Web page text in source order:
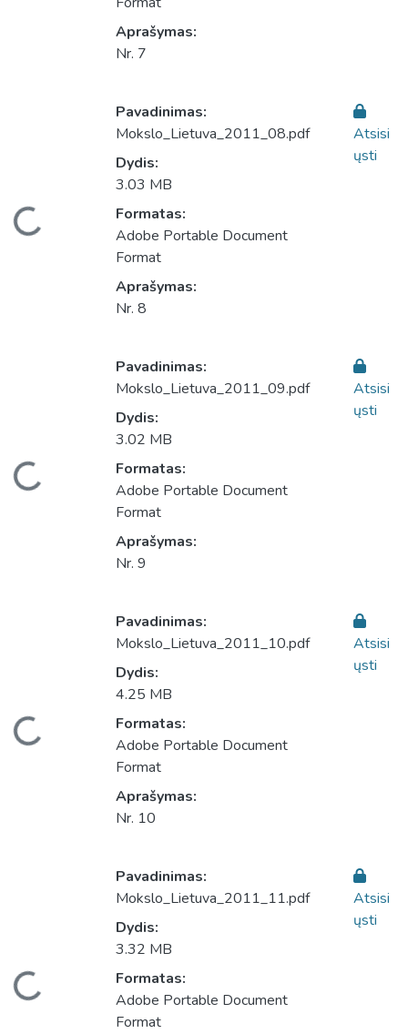
Aprašymas:
Nr. 7
Pavadinimas:
Mokslo_Lietuva_2011_08.pdf
Dydis:
3.03 MB
Formatas:
Adobe Portable Document
Format
Aprašymas:
Nr. 8
Atsisi
ųsti
Pavadinimas:
Mokslo_Lietuva_2011_09.pdf
Dydis:
3.02 MB
Formatas:
Adobe Portable Document
Format
Aprašymas:
Nr. 9
Atsisi
ųsti
Pavadinimas:
Mokslo_Lietuva_2011_10.pdf
Dydis:
4.25 MB
Formatas:
Adobe Portable Document
Format
Aprašymas:
Nr. 10
Atsisi
ųsti
Pavadinimas:
Mokslo_Lietuva_2011_11.pdf
Dydis:
3.32 MB
Formatas:
Adobe Portable Document
Format
Atsisi
ųsti